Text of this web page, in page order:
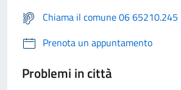
Chiama il comune 06 65210.245
Prenota un appuntamento
Problemi in città